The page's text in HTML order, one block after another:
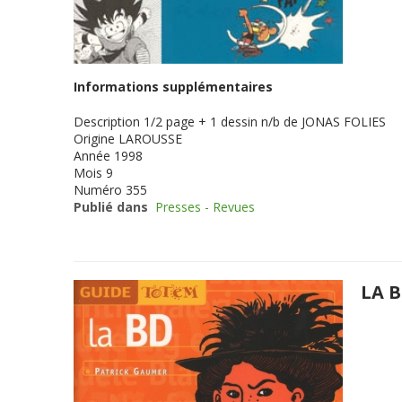
Informations supplémentaires
Description 1/2 page + 1 dessin n/b de JONAS FOLIES
Origine LAROUSSE
Année 1998
Mois 9
Numéro 355
Publié dans Presses - Revues
LA